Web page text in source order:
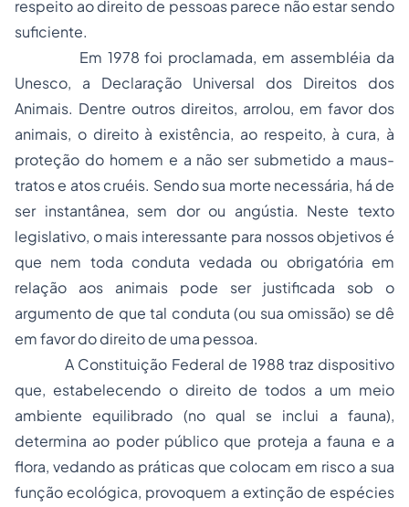
respeito ao direito de pessoas parece não estar sendo
suficiente.
Em 1978 foi proclamada, em assembléia da
Unesco, a Declaração Universal dos Direitos dos
Animais. Dentre outros direitos, arrolou, em favor dos
animais, o direito à existência, ao respeito, à cura, à
proteção do homem e a não ser submetido a maus-
tratos e atos cruéis. Sendo sua morte necessária, há de
ser instantânea, sem dor ou angústia. Neste texto
legislativo, o mais interessante para nossos objetivos é
que nem toda conduta vedada ou obrigatória em
relação aos animais pode ser justificada sob o
argumento de que tal conduta (ou sua omissão) se dê
em favor do direito de uma pessoa.
A Constituição Federal de 1988 traz dispositivo
que, estabelecendo o direito de todos a um meio
ambiente equilibrado (no qual se inclui a fauna),
determina ao poder público que proteja a fauna e a
flora, vedando as práticas que colocam em risco a sua
função ecológica, provoquem a extinção de espécies